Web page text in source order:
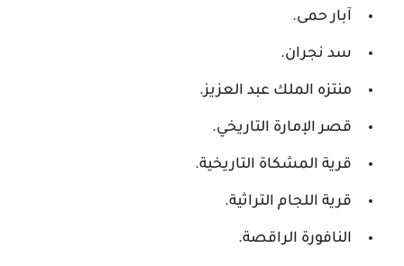
آبار حمى.
سد نجران.
منتزه الملك عبد العزيز.
قصر الإمارة التاريخي.
قرية المشكاة التاريخية.
قرية اللجام التراثية.
النافورة الراقصة.